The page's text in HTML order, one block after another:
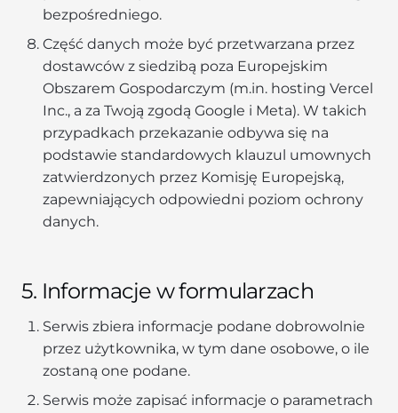
bezpośredniego.
Część danych może być przetwarzana przez
dostawców z siedzibą poza Europejskim
Obszarem Gospodarczym (m.in. hosting Vercel
Inc., a za Twoją zgodą Google i Meta). W takich
przypadkach przekazanie odbywa się na
podstawie standardowych klauzul umownych
zatwierdzonych przez Komisję Europejską,
zapewniających odpowiedni poziom ochrony
danych.
5. Informacje w formularzach
Serwis zbiera informacje podane dobrowolnie
przez użytkownika, w tym dane osobowe, o ile
zostaną one podane.
Serwis może zapisać informacje o parametrach